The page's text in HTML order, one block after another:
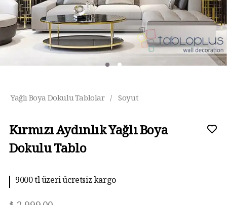
Yağlı Boya Dokulu Tablolar / Soyut
Kırmızı Aydınlık Yağlı Boya
Dokulu Tablo
9000 tl üzeri ücretsiz kargo